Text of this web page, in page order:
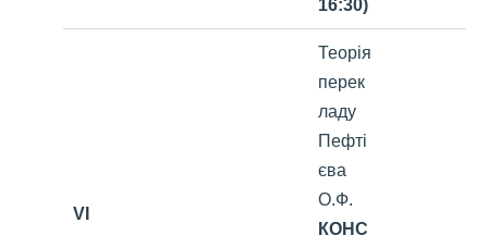
16:30)
VI
Теорія
перек
ладу
Пефті
єва
О.Ф.
КОНС